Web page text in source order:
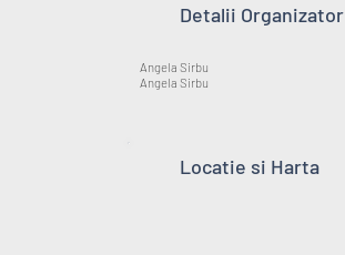
Detalii Organizator
Angela Sirbu
Angela Sirbu
Locatie si Harta